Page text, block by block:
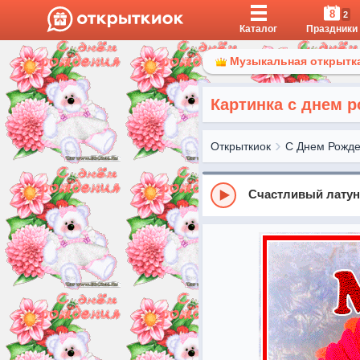
Каталог
8 2
Праздники
Музыкальная
Картинка с днем
Открыткиок С Днем
Счастливый